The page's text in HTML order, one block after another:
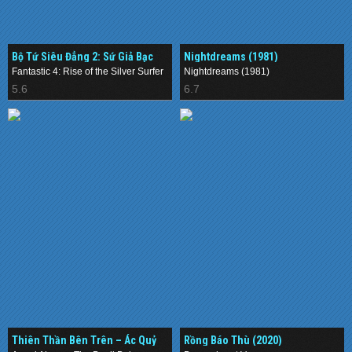
Bộ Tứ Siêu Đẳng 2: Sứ Giả Bạc
(2007)
Fantastic 4: Rise of the Silver Surfer
5.6
Nightdreams (1981)
Nightdreams (1981)
6.7
Thiên Thần Bên Trên – Ác Quỷ
Rồng Báo Thù (2020)